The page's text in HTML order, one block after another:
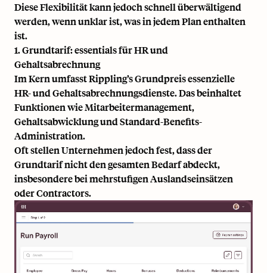
Diese Flexibilität kann jedoch schnell überwältigend
werden, wenn unklar ist, was in jedem Plan enthalten
ist.
1. Grundtarif: essentials für HR und
Gehaltsabrechnung
Im Kern umfasst Rippling’s Grundpreis essenzielle
HR- und Gehaltsabrechnungsdienste. Das beinhaltet
Funktionen wie Mitarbeitermanagement,
Gehaltsabwicklung und Standard-Benefits-
Administration.
Oft stellen Unternehmen jedoch fest, dass der
Grundtarif nicht den gesamten Bedarf abdeckt,
insbesondere bei mehrstufigen Auslandseinsätzen
oder Contractors.